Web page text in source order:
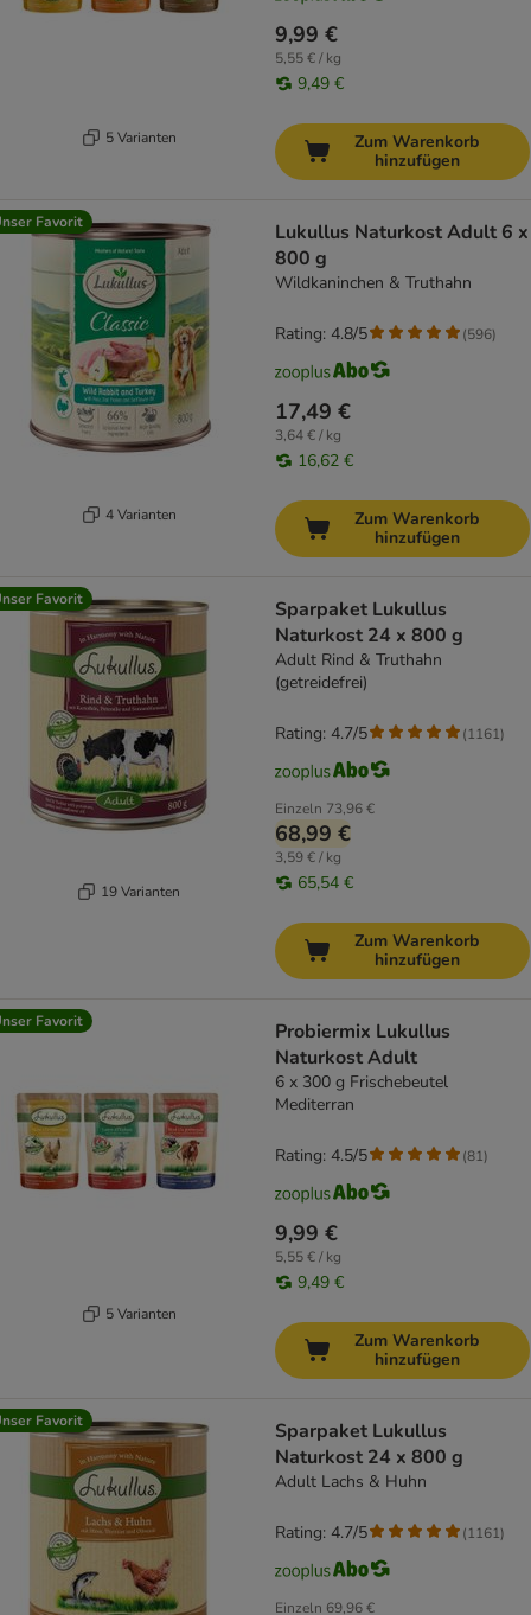
5 Varianten
9,99 €
5,55 € / kg
9,49 €
Zum Warenkorb
hinzufügen
Favorit
4 Varianten
Lukullus Naturkost Adult 6 x
800 g
Wildkaninchen & Truthahn
17,49 €
3,64 € / kg
16,62 €
Rating: 4.8/5 (596)
Zum Warenkorb
hinzufügen
Favorit
19 Varianten
Sparpaket Lukullus
Naturkost 24 x 800 g
Adult Rind & Truthahn
(getreidefrei)
Einzeln 73,96 €
68,99 €
3,59 € / kg
65,54 €
Rating: 4.7/5 (1161)
Zum Warenkorb
hinzufügen
Favorit
5 Varianten
Probiermix Lukullus
Naturkost Adult
6 x 300 g Frischebeutel
Mediterran
9,99 €
5,55 € / kg
9,49 €
Rating: 4.5/5 (81)
Zum Warenkorb
hinzufügen
Favorit
Sparpaket Lukullus
Naturkost 24 x 800 g
Adult Lachs & Huhn
Einzeln 69,96 €
Rating: 4.7/5 (1161)